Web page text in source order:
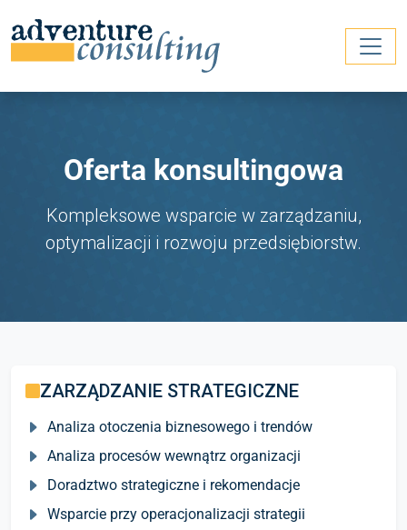
Oferta konsultingowa
Kompleksowe wsparcie w zarządzaniu,
optymalizacji i rozwoju przedsiębiorstw.
ZARZĄDZANIE STRATEGICZNE
Analiza otoczenia biznesowego i trendów
Analiza procesów wewnątrz organizacji
Doradztwo strategiczne i rekomendacje
Wsparcie przy operacjonalizacji strategii